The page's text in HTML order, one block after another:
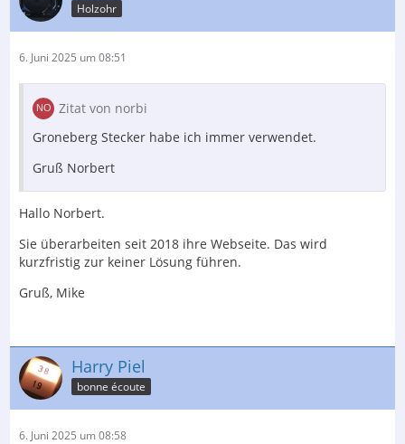
Holzohr
6. Juni 2025 um 08:51
Zitat von norbi
Groneberg Stecker habe ich immer verwendet.
Gruß Norbert
Hallo Norbert.
Sie überarbeiten seit 2018 ihre Webseite. Das wird
kurzfristig zur keiner Lösung führen.
Gruß, Mike
Harry Piel
bonne écoute
6. Juni 2025 um 08:58